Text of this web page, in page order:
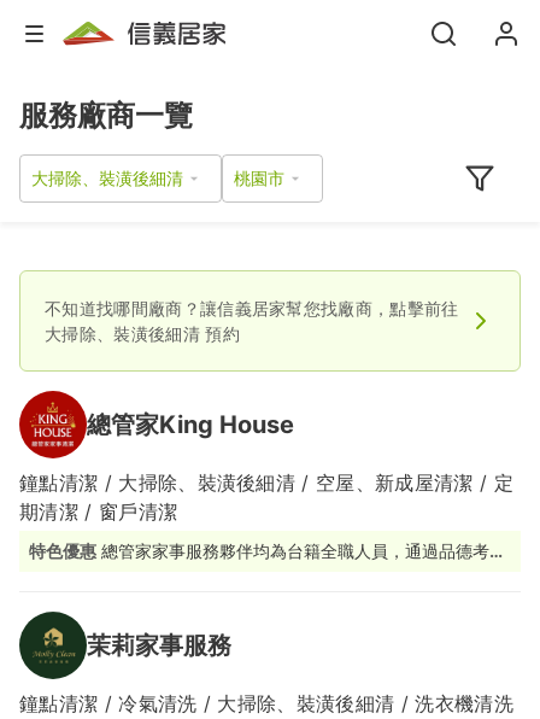
服務廠商一覽
大掃除、裝潢後細清
不知道找哪間廠商？讓信義居家幫您找廠商，點擊前往
大掃除、裝潢後細清預約
總管家King House
鐘點清潔 / 大掃除、裝潢後細清 / 空屋、新成屋清潔 / 定
期清潔 / 窗戶清潔
特色優惠 總管家家事服務夥伴均為台籍全職人員，通過品德考核
茉莉家事服務
鐘點清潔 / 冷氣清洗 / 大掃除、裝潢後細清 / 洗衣機清洗